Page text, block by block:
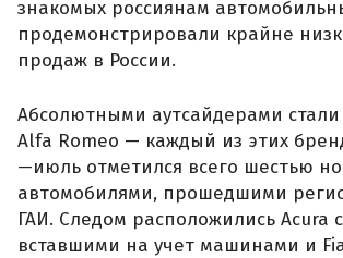
знакомых россиянам
продемонстрировали крайне
продаж в России.
Абсолютными аутсайдерами стали
Alfa Romeo — каждый из этих
—июль отметился всего шестью
автомобилями, прошедшими
ГАИ. Следом расположились Acura
вставшими на учет машинами и